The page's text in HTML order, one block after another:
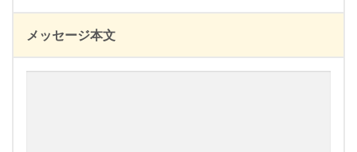
メッセージ本文